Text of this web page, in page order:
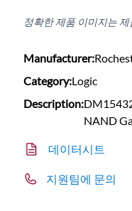
정확한 제품 이미지는
Manufacturer:
Category:Logic
Description:
NAND
데이터시트
지원팀에 문의